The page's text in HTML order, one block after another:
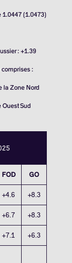
1.0447 (1.0473)
: +1.39
:
la Zone Nord
Ouest Sud
FOD GO
+4.6 +8.3
+6.7 +8.3
+7.1 +6.3